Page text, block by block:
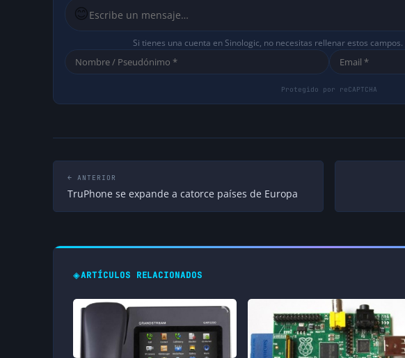
😊
Si tienes una cuenta en Sinologic, no necesitas rellenar estos campos.
← ANTERIOR
TruPhone se expande a catorce países de Europa
◈ARTÍCULOS RELACIONADOS